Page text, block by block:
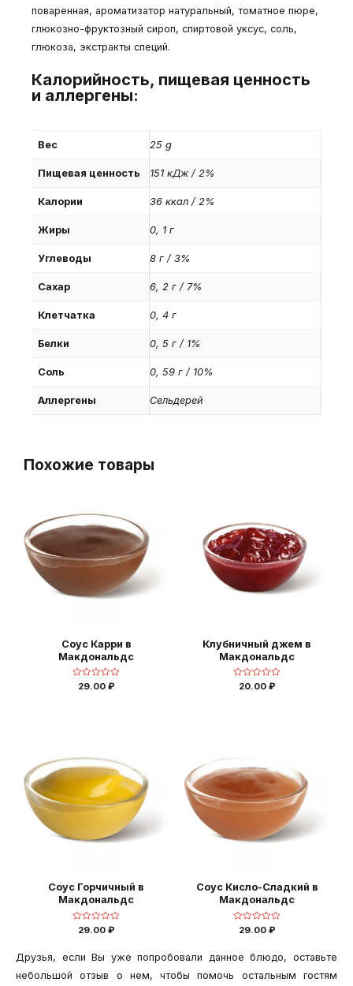
поваренная, ароматизатор натуральный, томатное пюре,
глюкозно-фруктозный сироп, спиртовой уксус, соль,
глюкоза, экстракты специй.
Калорийность, пищевая ценность
и аллергены:
Вес 25 g
Пищевая ценность 151 кДж / 2%
Калории 36 ккал / 2%
Жиры 0, 1 г
Углеводы 8 г / 3%
Сахар 6, 2 г / 7%
Клетчатка 0, 4 г
Белки 0, 5 г / 1%
Соль 0, 59 г / 10%
Аллергены Сельдерей
Похожие товары
Соус Карри в
Макдональдс
Оценка
29.00 ₽
Клубничный джем в
Макдональдс
Оценка
20.00 ₽
Соус Горчичный в
Макдональдс
Оценка
29.00 ₽
Соус Кисло-Сладкий в
Макдональдс
Оценка
29.00 ₽
Друзья, если Вы уже попробовали данное блюдо, оставьте
небольшой отзыв о нем, чтобы помочь остальным гостям